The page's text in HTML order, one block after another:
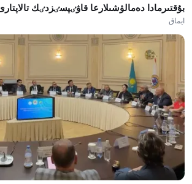
بۇقتىرمادا دەمالۋشىلارعا قاۋٸپسٸزدٸك
ايماق